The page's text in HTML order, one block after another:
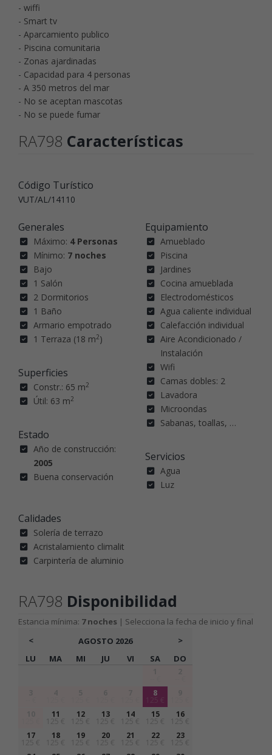
- wiffi
- Smart tv
- Aparcamiento publico
- Piscina comunitaria
- Zonas ajardinadas
- Capacidad para 4 personas
- A 350 metros del mar
- No se aceptan mascotas
- No se puede fumar
RA798 Características
Código Turístico
VUT/AL/14110
Generales
Máximo: 4 Personas
Mínimo: 7 noches
Bajo
1 Salón
2 Dormitorios
1 Baño
Armario empotrado
1 Terraza (18 m2)
Superficies
Constr.: 65 m2
Útil: 63 m2
Estado
Año de construcción:
2005
Buena conservación
Equipamiento
Amueblado
Piscina
Jardines
Cocina amueblada
Electrodomésticos
Agua caliente individual
Calefacción individual
Aire Acondicionado /
Instalación
Wifi
Camas dobles: 2
Lavadora
Microondas
Sabanas, toallas, …
Servicios
Agua
Luz
Calidades
Solería de terrazo
Acristalamiento climalit
Carpintería de aluminio
RA798 Disponibilidad
Estancia mínima: 7 noches | Selecciona la fecha de inicio y final
<
AGOSTO 2026
>
LU
MA MI JU VI SA DO
8
11
125 €
12
125 €
13
125 €
14
125 €
15
125 €
16
125 €
17
125 €
18
125 €
19
125 €
20
125 €
21
125 €
22
125 €
23
125 €